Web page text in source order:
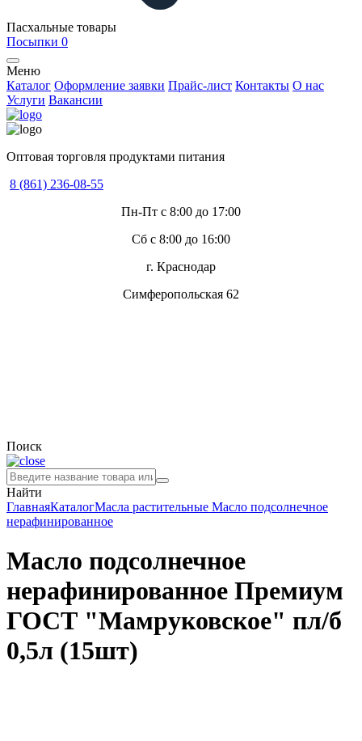
Пасхальные товары
Посыпки 0
Меню
Каталог Оформление заявки Прайс-лист Контакты О нас
Услуги Вакансии
Оптовая торговля продуктами питания
8 (861) 236-08-55
Пн-Пт с 8:00 до 17:00
Сб с 8:00 до 16:00
г. Краснодар
Симферопольская 62
Поиск
Найти
ГлавнаяКаталогМасла растительные Масло подсолнечное
нерафинированное
Масло подсолнечное
нерафинированное Премиум
ГОСТ "Мамруковское" пл/б
0,5л (15шт)